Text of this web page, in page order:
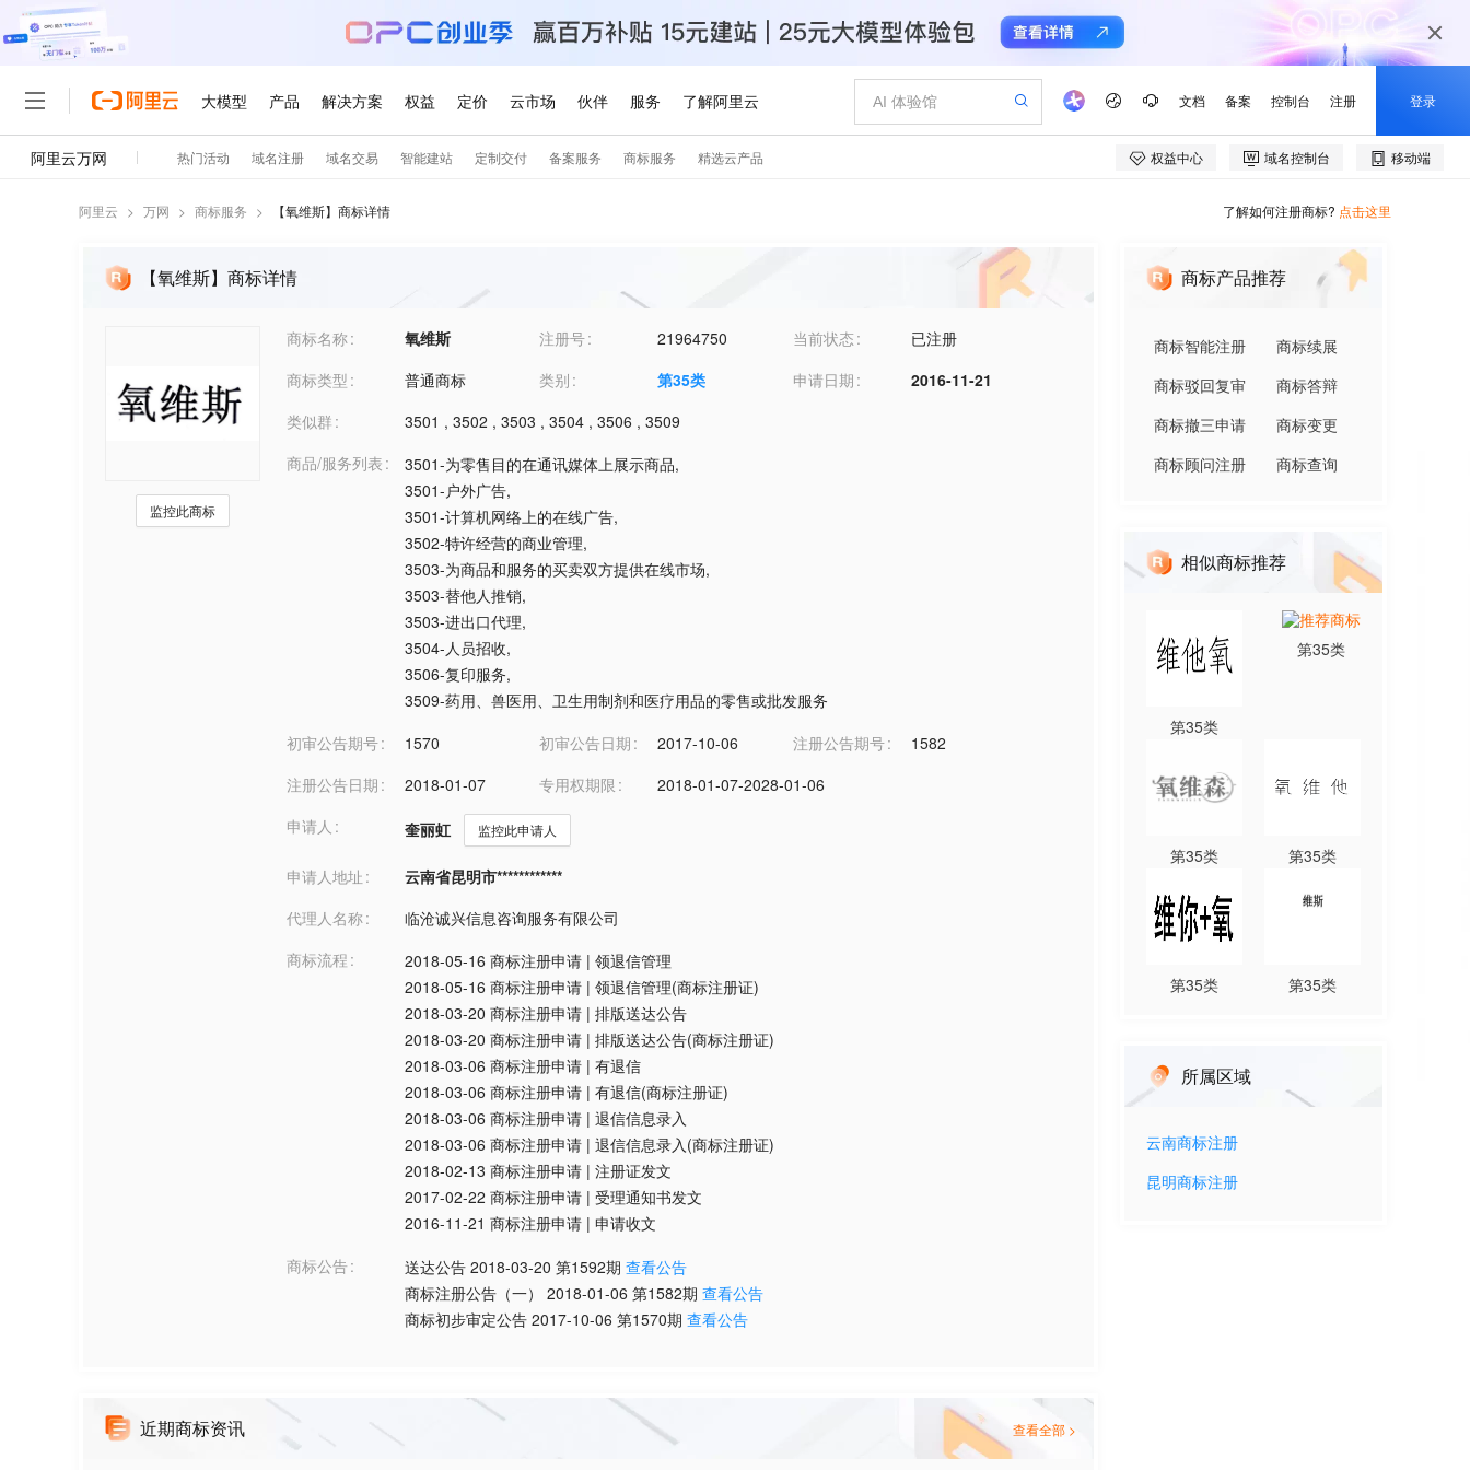
阿里云 > 万网 > 商标服务 > 【氧维斯】商标详情 了解如何注册商标? 点击这里
【氧维斯】商标详情
监控此商标
商标名称 氧维斯 注册号 21964750 当前状态
已注册
商标类型
普通商标 类别 第35类 申请日期
2016-11-21
类似群
3501 , 3502 , 3503 , 3504 , 3506 , 3509
商品/服务列表
3501-为零售目的在通讯媒体上展示商品,
3501-户外广告,
3501-计算机网络上的在线广告,
3502-特许经营的商业管理,
3503-为商品和服务的买卖双方提供在线市场,
3503-替他人推销,
3503-进出口代理,
3504-人员招收,
3506-复印服务,
3509-药用、兽医用、卫生用制剂和医疗用品的零售或批发服务
初审公告期号
1570 初审公告日期 2017-10-06 注册公告期号
1582
注册公告日期
2018-01-07 专用权期限
2018-01-07-2028-01-06
申请人
奎丽虹 监控此申请人
申请人地址
云南省昆明市************
代理人名称
临沧诚兴信息咨询服务有限公司
商标流程
2018-05-16 商标注册申请 | 领退信管理
2018-05-16 商标注册申请 | 领退信管理(商标注册证)
2018-03-20 商标注册申请 | 排版送达公告
2018-03-20 商标注册申请 | 排版送达公告(商标注册证)
2018-03-06 商标注册申请 | 有退信
2018-03-06 商标注册申请 | 有退信(商标注册证)
2018-03-06 商标注册申请 | 退信信息录入
2018-03-06 商标注册申请 | 退信信息录入(商标注册证)
2018-02-13 商标注册申请 | 注册证发文
2017-02-22 商标注册申请 | 受理通知书发文
2016-11-21 商标注册申请 | 申请收文
商标公告
送达公告 2018-03-20 第1592期 查看公告
商标注册公告（一）
2018-01-06 第1582期 查看公告
商标初步审定公告 2017-10-06 第1570期 查看公告
近期商标资讯 查看全部 >
商标产品推荐
商标智能注册
商标续展
商标驳回复审
商标答辩
商标撤三申请
商标变更
商标顾问注册
商标查询
相似商标推荐
第35类
第35类
第35类 第35类
第35类 第35类
所属区域
云南商标注册
昆明商标注册